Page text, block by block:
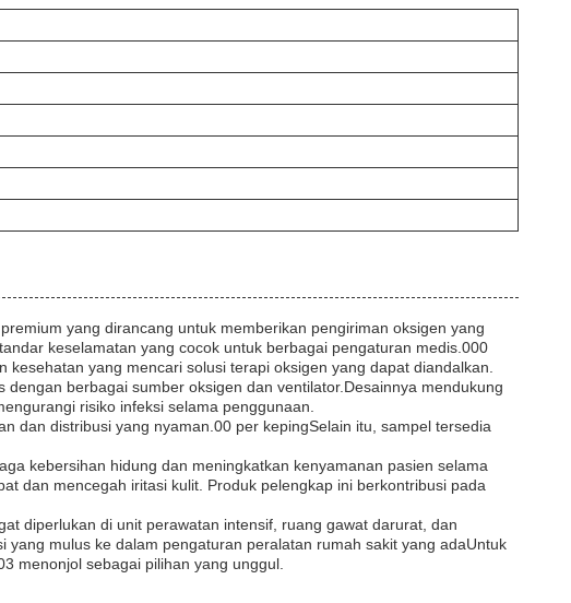
yang dirancang untuk memberikan pengiriman oksigen yang
keselamatan yang cocok untuk berbagai pengaturan medis.000
yang mencari solusi terapi oksigen yang dapat diandalkan.
berbagai sumber oksigen dan ventilator.Desainnya mendukung
risiko infeksi selama penggunaan.
dan distribusi yang nyaman.00 per kepingSelain itu, sampel tersedia
kebersihan hidung dan meningkatkan kenyamanan pasien selama
dan mencegah iritasi kulit. Produk pelengkap ini berkontribusi pada
diperlukan di unit perawatan intensif, ruang gawat darurat, dan
mulus ke dalam pengaturan peralatan rumah sakit yang adaUntuk
menonjol sebagai pilihan yang unggul.